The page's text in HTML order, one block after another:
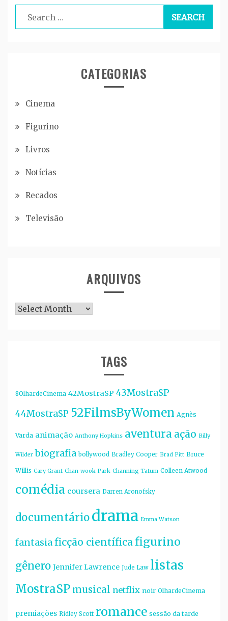
for:
CATEGORIAS
Cinema
Figurino
Livros
Notícias
Recados
Televisão
ARQUIVOS
Arquivos
TAGS
8OlhardeCinema 42MostraSP 43MostraSP
44MostraSP 52FilmsByWomen Agnès
Varda animação Anthony Hopkins aventura ação Billy
Wilder biografia bollywood Bradley Cooper Brad Pitt Bruce
Willis Cary Grant Chan-wook Park Channing Tatum Colleen Atwood
comédia coursera Darren Aronofsky
documentáriodrama Emma Watson
fantasiaficção científicafigurino
gênero Jennifer Lawrence Jude Law listas
MostraSP musical netflix noir OlhardeCinema
premiações Ridley Scott romance sessão da tarde